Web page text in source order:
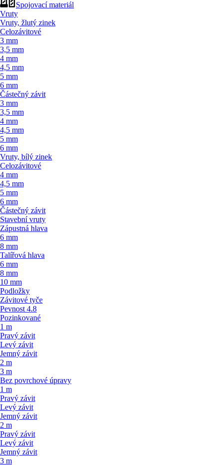
Spojovací materiál
Vruty
Vruty, žlutý zinek
Celozávitové
3 mm
3,5 mm
4 mm
4,5 mm
5 mm
6 mm
Částečný závit
3 mm
3,5 mm
4 mm
4,5 mm
5 mm
6 mm
Vruty, bílý zinek
Celozávitové
4 mm
4,5 mm
5 mm
6 mm
Částečný závit
Stavební vruty
Zápustná hlava
6 mm
8 mm
Talířová hlava
6 mm
8 mm
10 mm
Podložky
Závitové tyče
Pevnost 4.8
Pozinkované
1 m
Pravý závit
Levý závit
Jemný závit
2 m
3 m
Bez povrchové úpravy
1 m
Pravý závit
Levý závit
Jemný závit
2 m
Pravý závit
Levý závit
Jemný závit
3 m